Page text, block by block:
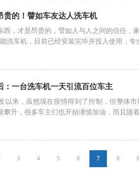
贵的！譬如车友达人洗车机
西，才是昂贵的，譬如人与人之间的信任，
洗车机，目前已经安装完毕并投入使用，
：一台洗车机一天引流百位车主
以来，虽然现在疫情得到了控制，但整体
攀升，很多车主们也开始谨慎加油，而且
3 4 5 6 7 8 9